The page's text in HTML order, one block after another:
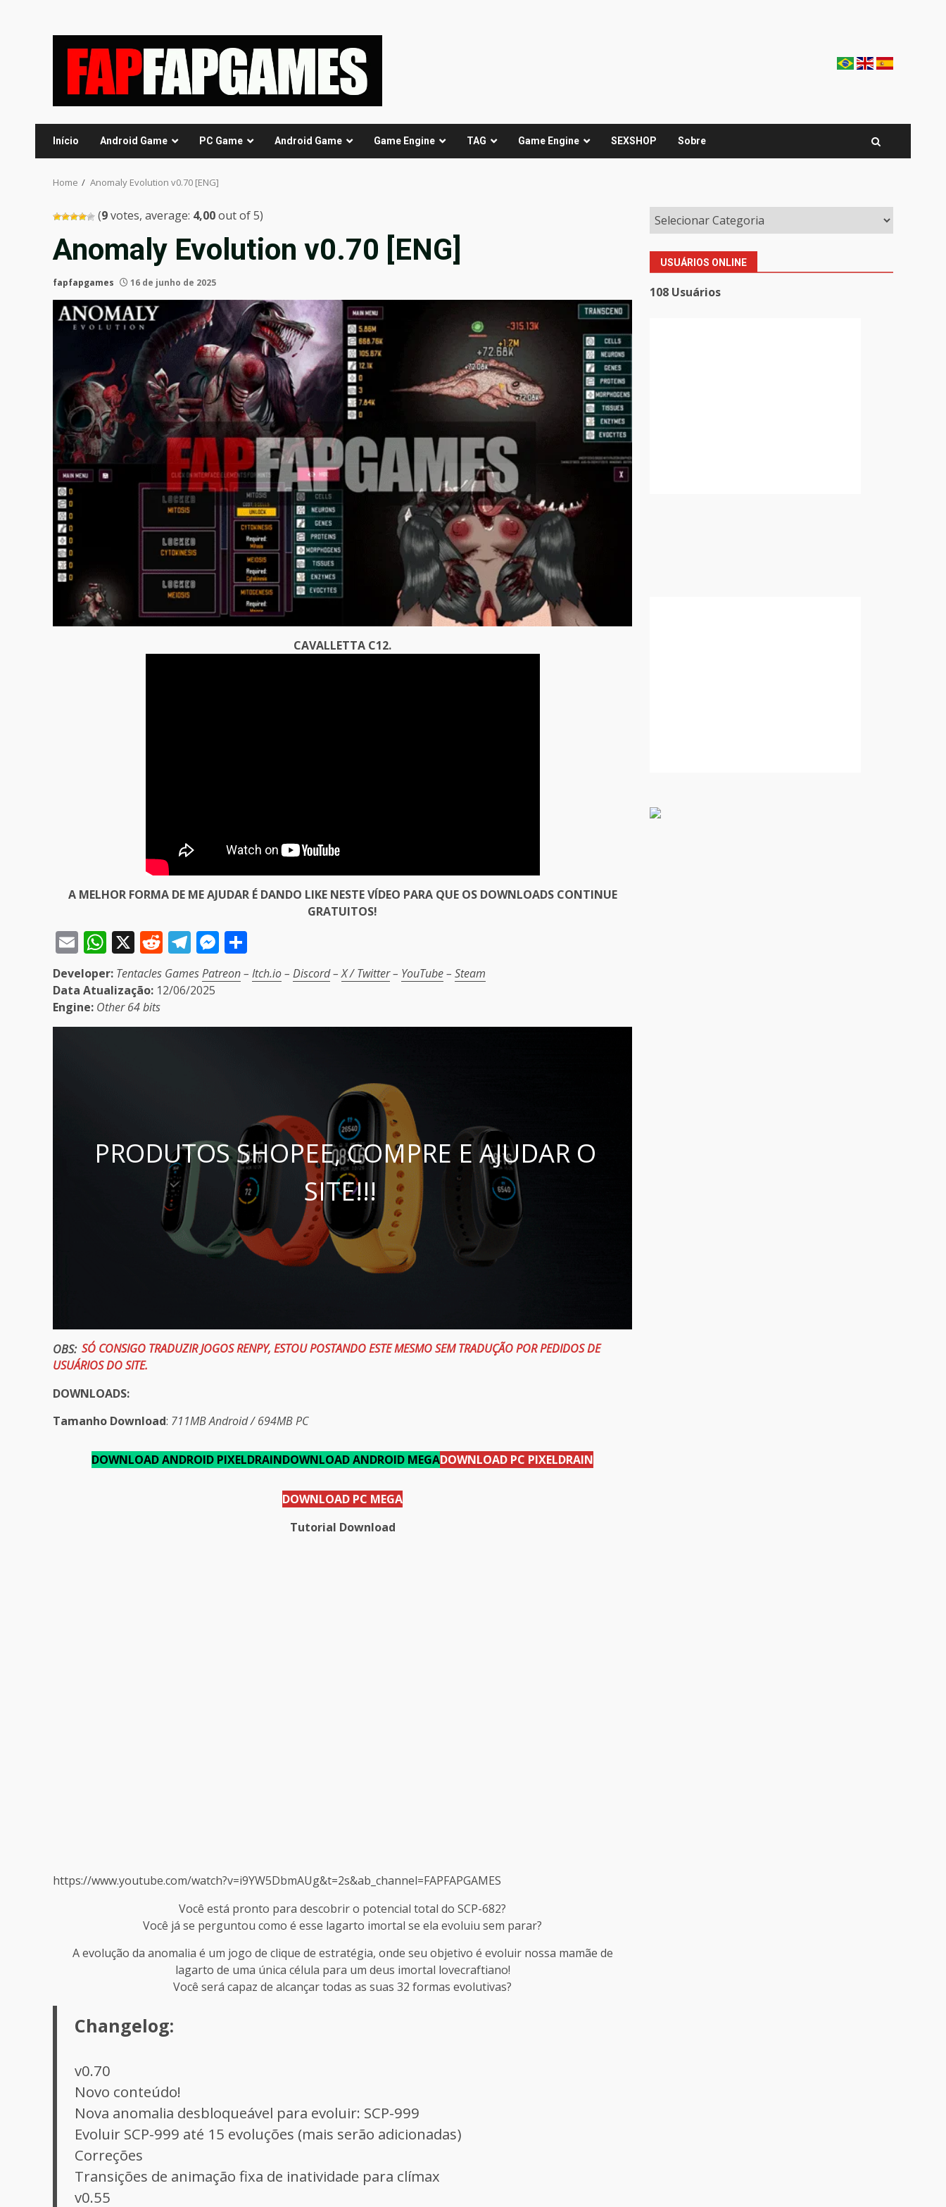
Início Android Game PC Game Android Game Game Engine TAG Game Engine SEXSHOP Sobre
Home Anomaly Evolution v0.70 [ENG]
(9votes, average: 4,00out of 5)
Anomaly Evolution v0.70 [ENG]
fapfapgames 16 de junho de 2025
CAVALLETTA C12.
A MELHOR FORMA DE ME AJUDAR É DANDO LIKE NESTE VÍDEO PARA QUE OS DOWNLOADS CONTINUE
GRATUITOS!
EmailWhatsApp
X Reddit
Telegram
Messenger
Developer: Tentacles GamesPatreon– Itch.io– Discord–X / Twitter– YouTube– Steam
Data Atualização: 12/06/2025
Engine: Other 64 bits
PRODUTOS SHOPEE, COMPRE E AJUDAR O
SITE!!!
OBS: SÓ CONSIGO TRADUZIR JOGOS RENPY, ESTOU POSTANDO ESTE MESMO SEM TRADUÇÃO POR PEDIDOS DE
USUÁRIOS DO SITE.
DOWNLOADS:
Tamanho Download: 711MB Android / 694MB PC
DOWNLOAD ANDROID PIXELDRAINDOWNLOAD ANDROID MEGADOWNLOAD PC PIXELDRAIN
DOWNLOAD PC MEGA
Tutorial Download
https://www.youtube.com/watch?v=i9YW5DbmAUg&t=2s&ab_channel=FAPFAPGAMES
Você está pronto para descobrir o potencial total do SCP-682?
Você já se perguntou como é esse lagarto imortal se ela evoluiu sem parar?
A evolução da anomalia é um jogo de clique de estratégia, onde seu objetivo é evoluir nossa mamãe de
lagarto de uma única célula para um deus imortal lovecraftiano!
Você será capaz de alcançar todas as suas 32 formas evolutivas?
Changelog:
v0.70
Novo conteúdo!
Nova anomalia desbloqueável para evoluir: SCP-999
Evoluir SCP-999 até 15 evoluções (mais serão adicionadas)
Correções
Transições de animação fixa de inatividade para clímax
v0.55
USUÁRIOS ONLINE
108 Usuários